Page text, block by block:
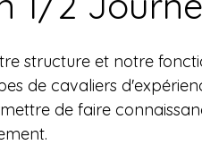
structure et notre
de cavaliers
de faire